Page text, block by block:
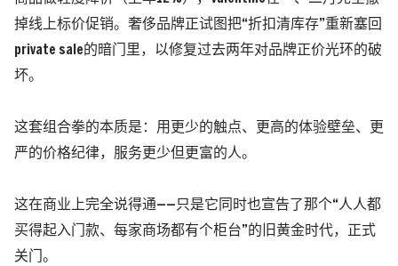
掉线上标价促销。 奢侈品牌正试图把“折扣清库存”重新塞回
private sale的暗门里，以修复过去两年对品牌正价光环的破
坏。
这套组合拳的本质是：用更少的触点、更高的体验壁垒、更
严的价格纪律，服务更少但更富的人。
这在商业上完全说得通——只是它同时也宣告了那个“人人都
买得起入门款、每家商场都有个柜台”的旧黄金时代，正式
关门。